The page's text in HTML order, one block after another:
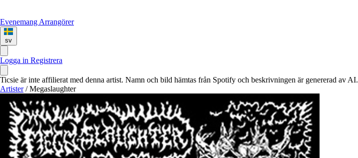
Evenemang Arrangörer
sv
Logga in Registrera
Ticsie är inte affilierat med denna artist. Namn och bild hämtas från Spotify och beskrivningen är genererad av AI.
Artister / Megaslaughter